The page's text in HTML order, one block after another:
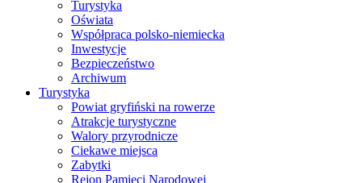
Turystyka
Oświata
Współpraca polsko-niemiecka
Inwestycje
Bezpieczeństwo
Archiwum
Turystyka
Powiat gryfiński na rowerze
Atrakcje turystyczne
Walory przyrodnicze
Ciekawe miejsca
Zabytki
Rejon Pamięci Narodowej